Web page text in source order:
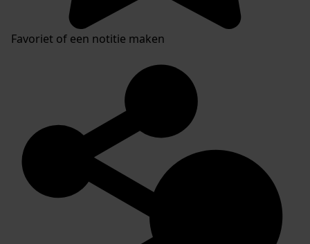
Favoriet of een notitie maken